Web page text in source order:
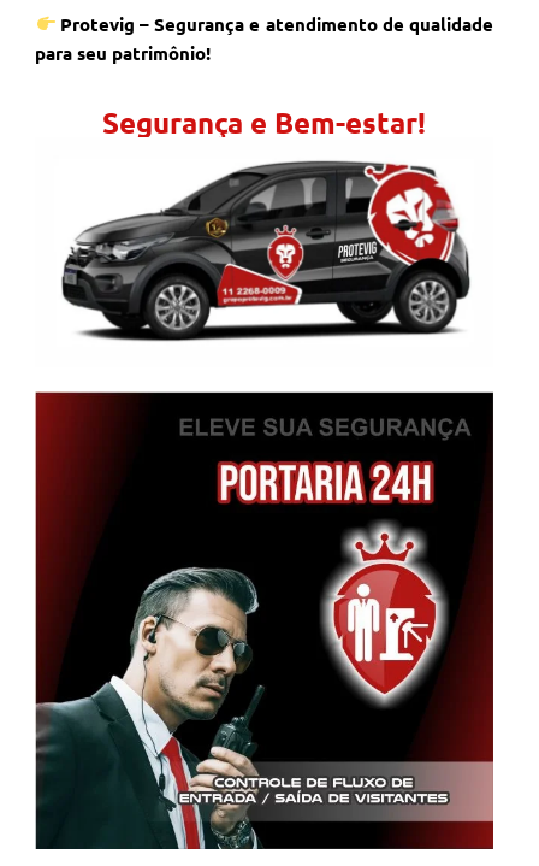
Protevig – Segurança e atendimento de qualidade
para seu patrimônio!
Segurança e Bem-estar!